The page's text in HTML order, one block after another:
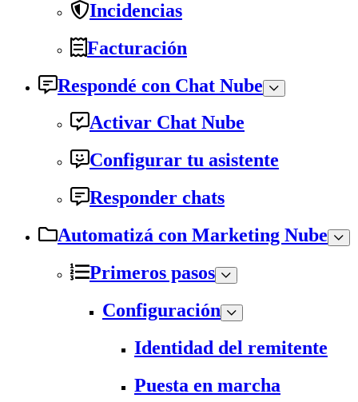
Incidencias
Facturación
Respondé con Chat Nube
Activar Chat Nube
Configurar tu asistente
Responder chats
Automatizá con Marketing Nube
Primeros pasos
Configuración
Identidad del remitente
Puesta en marcha